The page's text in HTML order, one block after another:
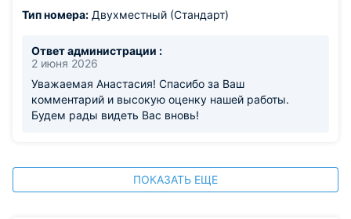
Тип номера: Двухместный (Стандарт)
Ответ администрации :
2 июня 2026
Уважаемая Анастасия! Спасибо за Ваш
комментарий и высокую оценку нашей работы.
Будем рады видеть Вас вновь!
ПОКАЗАТЬ ЕЩЕ